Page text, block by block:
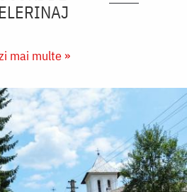
mai multe »